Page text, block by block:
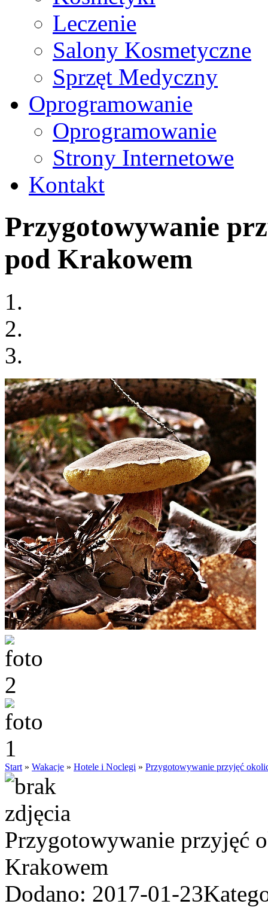
Leczenie
Salony Kosmetyczne
Sprzęt Medyczny
Oprogramowanie
Oprogramowanie
Strony Internetowe
Kontakt
Przygotowywanie
pod Krakowem
Start » Wakacje » Hotele i Noclegi » Przygotowywanie przyjęć
Przygotowywanie przyjęć
Krakowem
Dodano: 2017-01-23